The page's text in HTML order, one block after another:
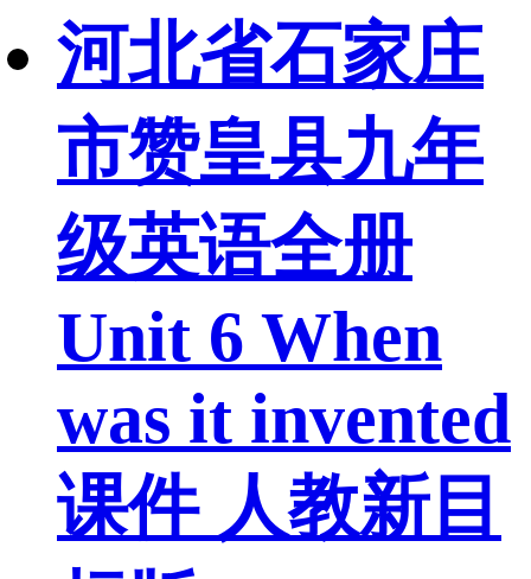
河北省石家庄
市赞皇县九年
级英语全册
Unit 6 When
was it invented
课件 人教新目